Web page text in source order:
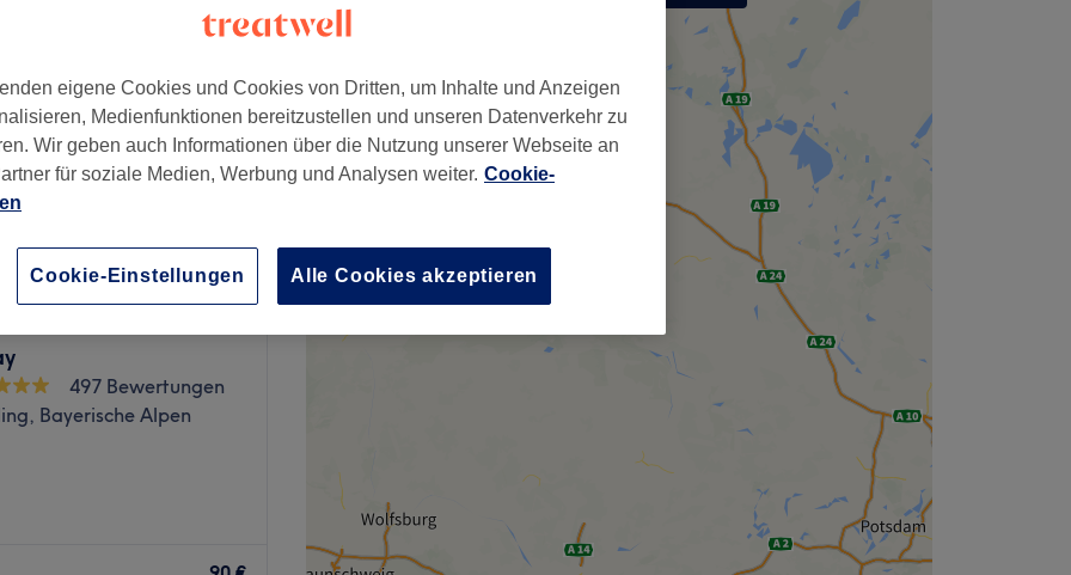
207 Bewertungen
ruhige Atmosphäre,
stehen. Ob
497 Bewertungen
Bayerische Alpen
−
eigene Cookies und Cookies von Dritten, um Inhalte und Anzeigen
Medienfunktionen bereitzustellen und unseren Datenverkehr zu
Wir geben auch Informationen über die Nutzung unserer Webseite an
für soziale Medien, Werbung und Analysen weiter. Cookie-
Cookie-Einstellungen Alle Cookies akzeptieren